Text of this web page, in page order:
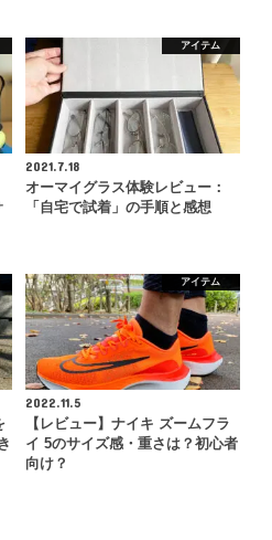
アイテム
2021.7.18
オーマイグラス体験レビュー：
「自宅で試着」の手順と感想
アイテム
2022.11.5
【レビュー】ナイキ ズームフラ
イ 5のサイズ感・重さは？初心者
向け？